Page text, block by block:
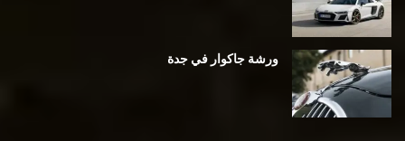
ورشة جاكوار في جدة